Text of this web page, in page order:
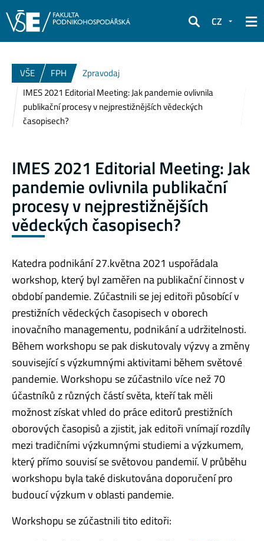
Hledat
CZ
VŠE FPH
Zpravodaj
IMES 2021 Editorial Meeting: Jak pandemie ovlivnila
publikační procesy v nejprestižnějších vědeckých
časopisech?
IMES 2021 Editorial Meeting: Jak
pandemie ovlivnila publikační
procesy v nejprestižnějších
vědeckých časopisech?
Katedra podnikání 27.května 2021 uspořádala
workshop, který byl zaměřen na publikační činnost v
období pandemie. Zúčastnili se jej editoři působící v
prestižních vědeckých časopisech v oborech
inovačního managementu, podnikání a udržitelnosti.
Během workshopu se pak diskutovaly výzvy a změny
související s výzkumnými aktivitami během světové
pandemie. Workshopu se zúčastnilo více než 70
účastníků z různých částí světa, kteří tak měli
možnost získat vhled do práce editorů prestižních
oborových časopisů a zjistit, jak editoři vnímají rozdíly
mezi tradičními výzkumnými studiemi a výzkumem,
který přímo souvisí se světovou pandemií. V průběhu
workshopu byla také diskutována doporučení pro
budoucí výzkum v oblasti pandemie.
Workshopu se zúčastnili tito editoři: